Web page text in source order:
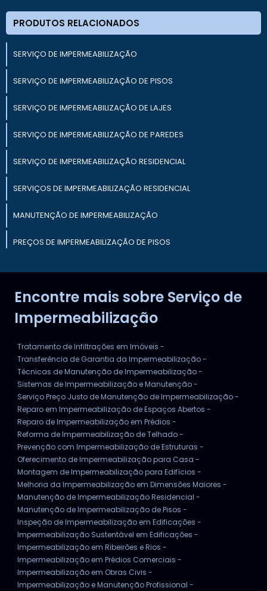
PRODUTOS RELACIONADOS
SERVIÇO DE IMPERMEABILIZAÇÃO
SERVIÇO DE IMPERMEABILIZAÇÃO DE PISOS
SERVIÇO DE IMPERMEABILIZAÇÃO DE LAJES
SERVIÇO DE IMPERMEABILIZAÇÃO DE PAREDES
SERVIÇO DE IMPERMEABILIZAÇÃO RESIDENCIAL
SERVIÇOS DE IMPERMEABILIZAÇÃO RESIDENCIAL
MANUTENÇÃO DE IMPERMEABILIZAÇÃO
PREÇOS DE IMPERMEABILIZAÇÃO DE PISOS
SERVIÇO DE INSPEÇÃO
Encontre mais sobre Serviço de
Impermeabilização
Tratamento de Infiltrações em Imóveis -
Transferência de Garantia da Impermeabilização -
Técnicas de Manutenção de Impermeabilização -
Sistemas de Impermeabilização e Manutenção -
Serviço Preço Justo de Manutenção de Impermeabilização -
Reparo em Impermeabilização de Espaços Abertos -
Reparo de Impermeabilização em Prédios -
Reforma de Impermeabilização de Telhado -
Prevenção com Impermeabilização de Estruturas -
Oferecimento de Impermeabilização para Casa -
Montagem de Impermeabilização para Edifícios -
Melhoria da Impermeabilização em Dimensões Maiores -
Manutenção de Impermeabilização Residencial -
Manutenção de Impermeabilização de Pisos -
Inspeção de Impermeabilização em Edificações -
Impermeabilização Sustentável em Edificações -
Impermeabilização em Ribeirões e Rios -
Impermeabilização em Prédios Comerciais -
Impermeabilização em Obras Civis -
Impermeabilização e Manutenção Profissional -